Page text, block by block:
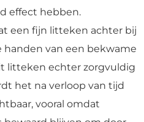
effect hebben.
een fijn litteken achter bij
handen van een bekwame
litteken echter zorgvuldig
het na verloop van tijd
vooral omdat